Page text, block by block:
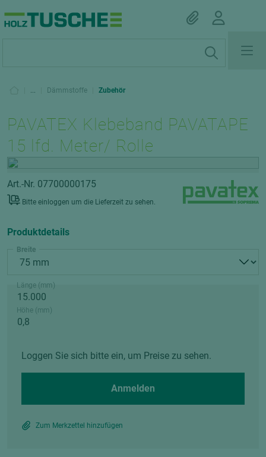
... Dämmstoffe Zubehör
PAVATEX Klebeband PAVATAPE
15 lfd. Meter/ Rolle
Art.-Nr. 07700000175
Bitte einloggen um die Lieferzeit zu sehen.
Produktdetails
Breite
Länge (mm)
Höhe (mm)
Loggen Sie sich bitte ein, um Preise zu sehen.
Anmelden
Zum Merkzettel hinzufügen